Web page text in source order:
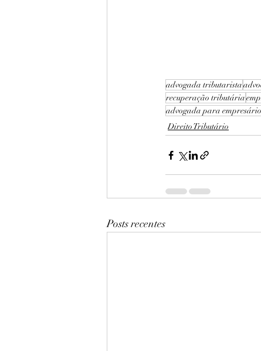
advogada tributarista
recuperação tributária
advogada para
Direito Tributário
Posts recentes